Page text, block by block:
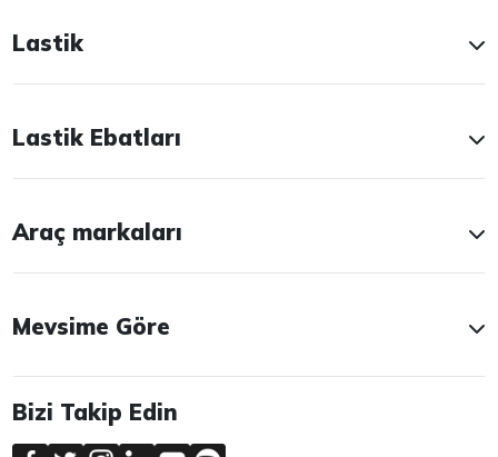
Lastik
Lastik Ebatları
Araç markaları
Mevsime Göre
Bizi Takip Edin